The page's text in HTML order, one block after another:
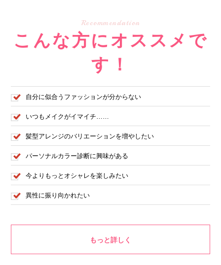
Recommendation
こんな方にオススメで
す！
自分に似合うファッションが分からない
いつもメイクがイマイチ……
髪型アレンジのバリエーションを増やしたい
パーソナルカラー診断に興味がある
今よりもっとオシャレを楽しみたい
異性に振り向かれたい
もっと詳しく